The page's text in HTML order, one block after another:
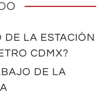
DE LA ESTACIÓN
CDMX?
DE LA